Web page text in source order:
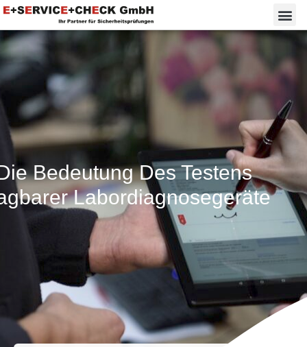
Bedeutung Des Testens
Labordiagnosegeräte